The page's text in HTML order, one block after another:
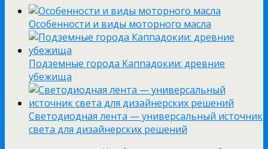
Особенности и виды моторного масла
Подземные города Каппадокии: древние
убежища
Светодиодная лента — универсальный источник
света для дизайнерских решений